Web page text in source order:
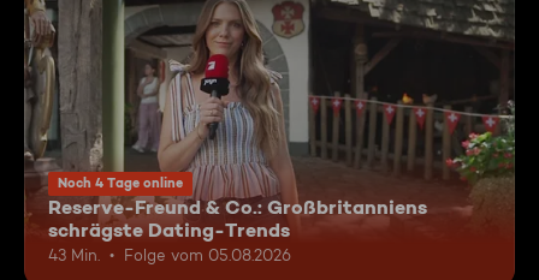
Noch 4 Tage online
Reserve-Freund & Co.: Großbritanniens
schrägste Dating-Trends
43 Min. Folge vom 05.08.2026